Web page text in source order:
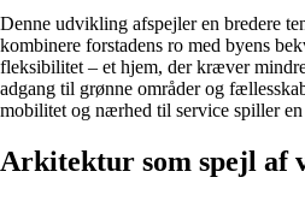
Denne udvikling afspejler en bredere
kombinere forstadens ro med byens
fleksibilitet – et hjem, der kræver
adgang til grønne områder og
mobilitet og nærhed til service spiller
Arkitektur som spejl af